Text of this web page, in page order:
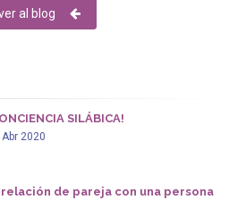
al blog
SILÁBICA!
2020
de pareja con una persona